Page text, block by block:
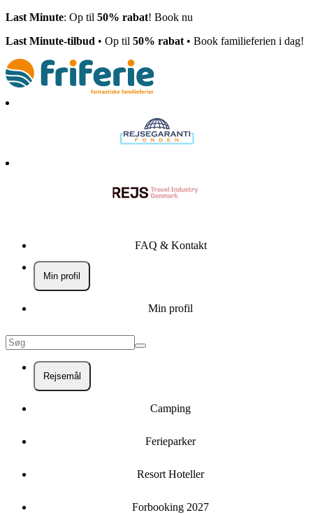
Last Minute: Op til 50% rabat! Book nu
Last Minute-tilbud • Op til 50% rabat • Book familieferien i dag!
FAQ & Kontakt
Min profil
Min profil
Rejsemål
Camping
Ferieparker
Resort Hoteller
Forbooking 2027